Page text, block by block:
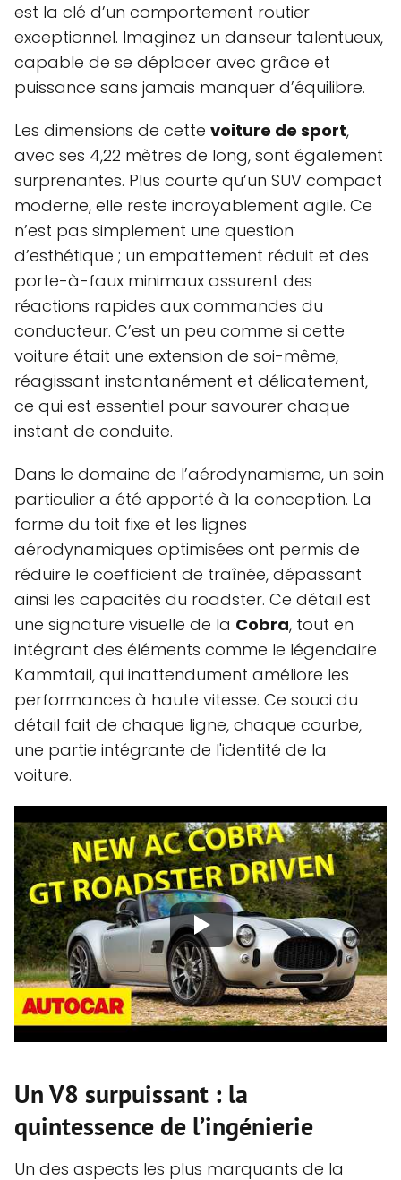
est la clé d’un comportement routier
exceptionnel. Imaginez un danseur talentueux,
capable de se déplacer avec grâce et
puissance sans jamais manquer d’équilibre.
Les dimensions de cette voiture de sport,
avec ses 4,22 mètres de long, sont également
surprenantes. Plus courte qu’un SUV compact
moderne, elle reste incroyablement agile. Ce
n’est pas simplement une question
d’esthétique ; un empattement réduit et des
porte-à-faux minimaux assurent des
réactions rapides aux commandes du
conducteur. C’est un peu comme si cette
voiture était une extension de soi-même,
réagissant instantanément et délicatement,
ce qui est essentiel pour savourer chaque
instant de conduite.
Dans le domaine de l’aérodynamisme, un soin
particulier a été apporté à la conception. La
forme du toit fixe et les lignes
aérodynamiques optimisées ont permis de
réduire le coefficient de traînée, dépassant
ainsi les capacités du roadster. Ce détail est
une signature visuelle de la Cobra, tout en
intégrant des éléments comme le légendaire
Kammtail, qui inattendument améliore les
performances à haute vitesse. Ce souci du
détail fait de chaque ligne, chaque courbe,
une partie intégrante de l'identité de la
voiture.
Un V8 surpuissant : la
quintessence de l’ingénierie
Un des aspects les plus marquants de la